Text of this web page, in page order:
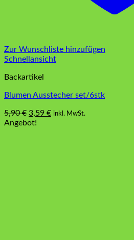
Zur Wunschliste hinzufügen
Schnellansicht
Backartikel
Blumen Ausstecher set/6stk
5,90€ Ursprünglicher
Preis
3,59 €Aktueller
inkl. MwSt.
Angebot!